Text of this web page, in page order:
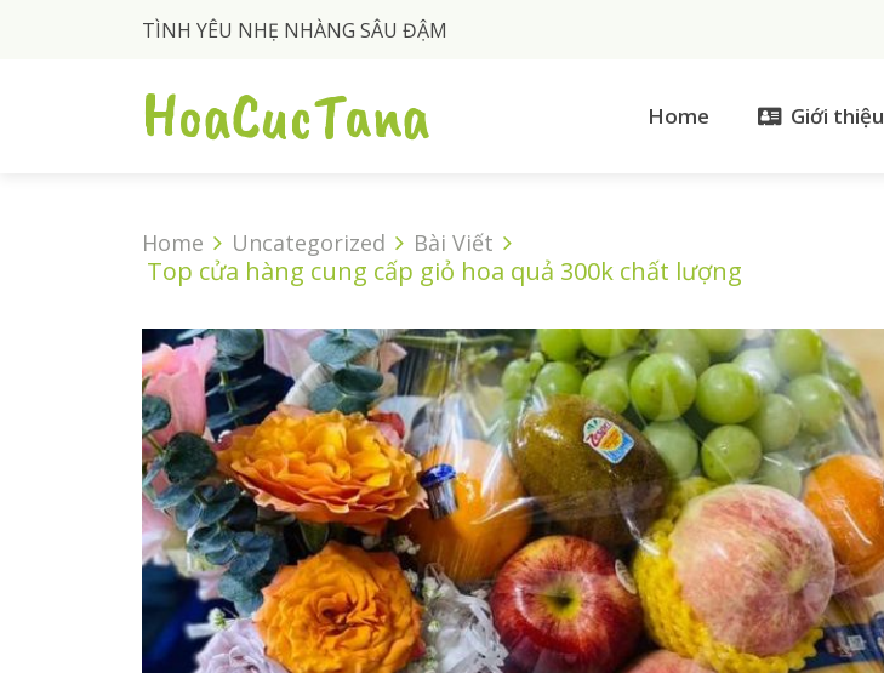
TÌNH YÊU NHẸ NHÀNG SÂU ĐẬM
HoaCucTana Home Giới thiệu
Home Uncategorized Bài Viết
Top cửa hàng cung cấp giỏ hoa quả 300k chất lượng